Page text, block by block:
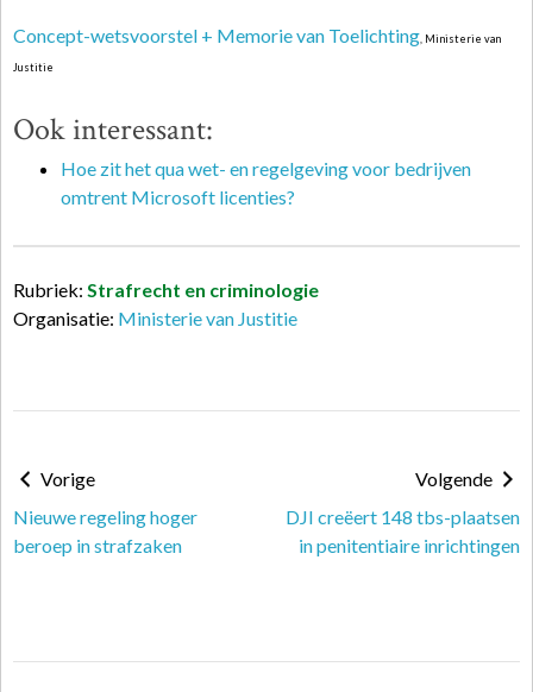
Concept-wetsvoorstel + Memorie van Toelichting , Ministerie van
Justitie
Ook interessant:
Hoe zit het qua wet- en regelgeving voor bedrijven
omtrent Microsoft licenties?
Rubriek: Strafrecht en criminologie
Organisatie: Ministerie van Justitie
Vorige
Nieuwe regeling hoger
beroep in strafzaken
Volgende
DJI creëert 148 tbs-plaatsen
in penitentiaire inrichtingen